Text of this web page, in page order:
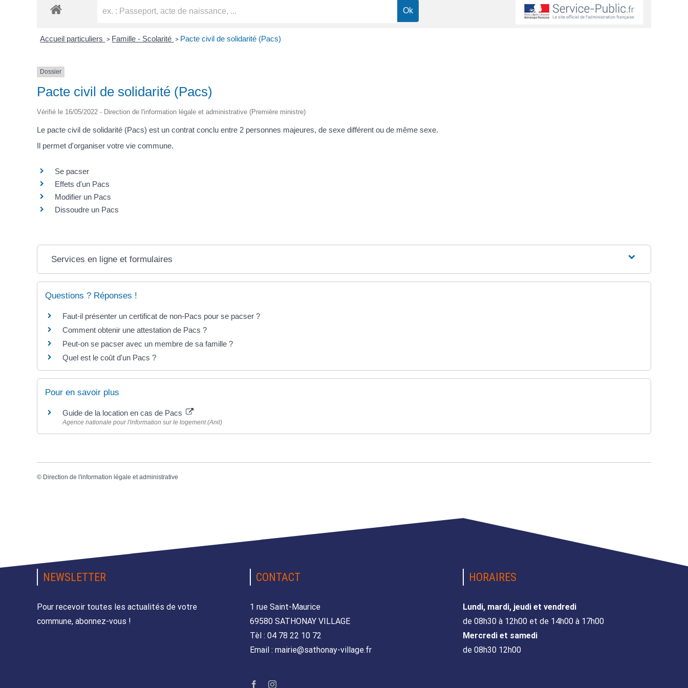
Accueil particuliers > Famille - Scolarité > Pacte civil de solidarité (Pacs)
Dossier
Pacte civil de solidarité (Pacs)
Vérifié le 16/05/2022 - Direction de l'information légale et administrative (Première ministre)
Le pacte civil de solidarité (Pacs) est un contrat conclu entre 2 personnes majeures, de sexe différent ou de même sexe.
Il permet d'organiser votre vie commune.
Se pacser
Effets d'un Pacs
Modifier un Pacs
Dissoudre un Pacs
Services en ligne et formulaires
Questions ? Réponses !
Faut-il présenter un certificat de non-Pacs pour se pacser ?
Comment obtenir une attestation de Pacs ?
Peut-on se pacser avec un membre de sa famille ?
Quel est le coût d'un Pacs ?
Pour en savoir plus
Guide de la location en cas de Pacs
Agence nationale pour l'information sur le logement (Anil)
© Direction de l'information légale et administrative
NEWSLETTER
Pour recevoir toutes les actualités de votre
commune, abonnez-vous !
CONTACT
1 rue Saint-Maurice
69580 SATHONAY VILLAGE
Tèl : 04 78 22 10 72
Email : mairie@sathonay-village.fr
HORAIRES
Lundi, mardi, jeudi et vendredi
de 08h30 à 12h00 et de 14h00 à 17h00
Mercredi et samedi
de 08h30 12h00